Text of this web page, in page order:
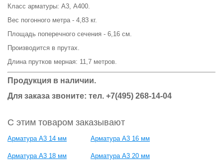
Класс арматуры: А3, А400.
Вес погонного метра - 4,83 кг.
Площадь поперечного сечения - 6,16 см.
Производится в прутах.
Длина прутков мерная: 11,7 метров.
Продукция в наличии.
Для заказа звоните: тел. +7(495) 268-14-04
С этим товаром заказывают
Арматура А3 14 мм Арматура А3 16 мм
Арматура А3 18 мм Арматура А3 20 мм